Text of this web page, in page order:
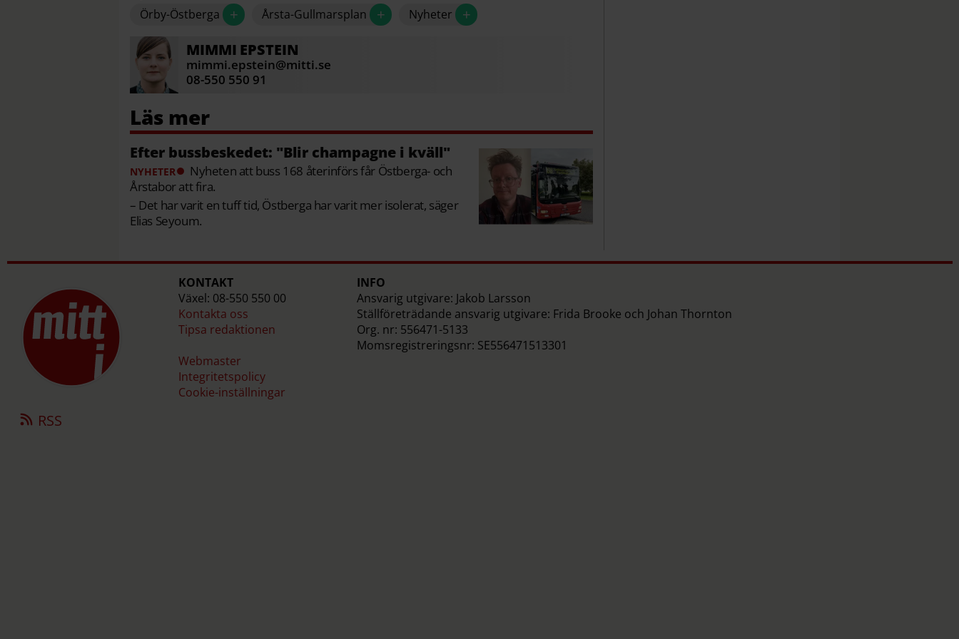
Örby-Östberga + Årsta-Gullmarsplan + Nyheter +
MIMMI EPSTEIN
mimmi.epstein@mitti.se
08-550 550 91
Efter bussbeskedet: "Blir champagne i kväll"
NYHETER
Nyheten att buss 168 återinförs får Östberga- och
Årstabor att fira.
– Det har varit en tuff tid, Östberga har varit mer isolerat, säger
Elias Seyoum.
KONTAKT
Växel: 08-550 550 00
Kontakta oss
Tipsa redaktionen
Webmaster
Integritetspolicy
Cookie-inställningar
INFO
Ansvarig utgivare: Jakob Larsson
Ställföreträdande ansvarig utgivare: Frida Brooke och Johan Thornton
Org. nr: 556471-5133
Momsregistreringsnr: SE556471513301
RSS